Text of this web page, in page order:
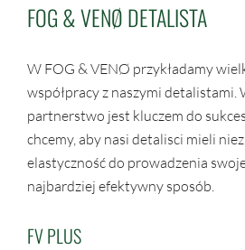
FOG & VENØ DETALISTA
W FOG & VENØ przykładamy
współpracy z naszymi detalistami.
partnerstwo jest kluczem do
chcemy, aby nasi detalisci mieli
elastyczność do prowadzenia
najbardziej efektywny sposób.
FV PLUS